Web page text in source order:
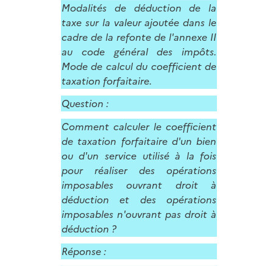
Modalités de déduction de la
taxe sur la valeur ajoutée dans le
cadre de la refonte de l'annexe II
au code général des impôts.
Mode de calcul du coefficient de
taxation forfaitaire.
Question :
Comment calculer le coefficient
de taxation forfaitaire d'un bien
ou d'un service utilisé à la fois
pour réaliser des opérations
imposables ouvrant droit à
déduction et des opérations
imposables n'ouvrant pas droit à
déduction ?
Réponse :